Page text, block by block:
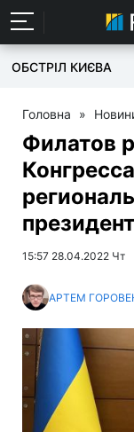
ОБСТРІЛ КИЄВА
Головна »
Филатов
15:57 28.04.2022 Чт
АРТЕМ